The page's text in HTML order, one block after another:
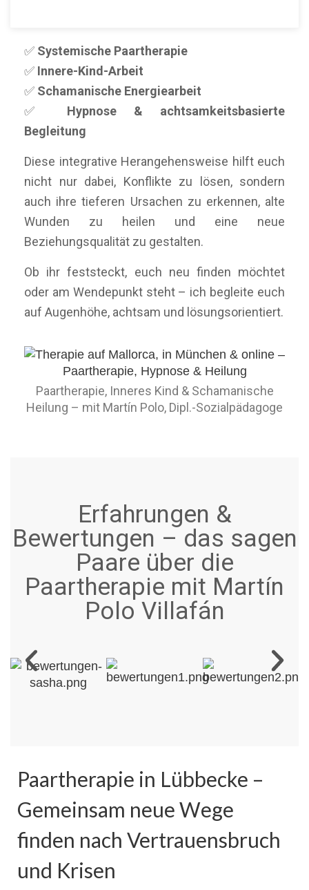
✅ Systemische Paartherapie
✅ Innere-Kind-Arbeit
✅ Schamanische Energiearbeit
✅ Hypnose & achtsamkeitsbasierte
Begleitung
Diese integrative Herangehensweise hilft euch
nicht nur dabei, Konflikte zu lösen, sondern
auch ihre tieferen Ursachen zu erkennen, alte
Wunden zu heilen und eine neue
Beziehungsqualität zu gestalten.
Ob ihr feststeckt, euch neu finden möchtet
oder am Wendepunkt steht – ich begleite euch
auf Augenhöhe, achtsam und lösungsorientiert.
Paartherapie, Inneres Kind & Schamanische
Heilung – mit Martín Polo, Dipl.-Sozialpädagoge
Erfahrungen &
Bewertungen – das sagen
Paare über die
Paartherapie mit Martín
Polo Villafán
Paartherapie in Lübbecke –
Gemeinsam neue Wege
finden nach Vertrauensbruch
und Krisen